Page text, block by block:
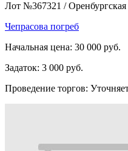
Лот №367321 / Оренбургская
Чепрасова погреб
Начальная цена: 30 000 руб.
Задаток: 3 000 руб.
Проведение торгов: